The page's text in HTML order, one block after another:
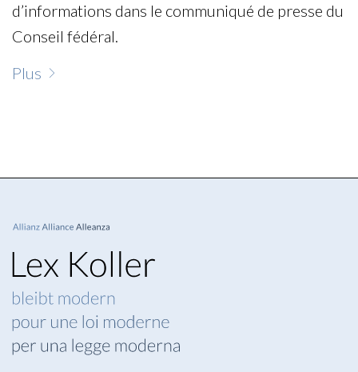
d’informations dans le communiqué de presse du
Conseil fédéral.
Plus